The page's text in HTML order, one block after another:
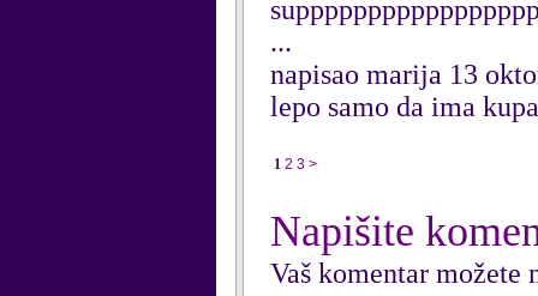
...
napisao marija 13
lepo samo da ima
1 2 3 >
Napišite
Vaš komentar možete